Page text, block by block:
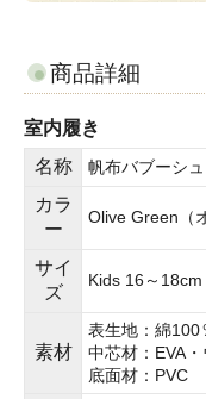
商品詳細
室内履き
名称
帆布バブーシュ
カラ
ー
Olive Green（
サイ
ズ
Kids 16～18cm
素材
表生地：綿100
中芯材：EVA
底面材：PVC